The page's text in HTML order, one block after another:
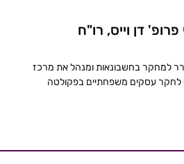
דן וייס, רו"ח
למחקר בחשבונאות ומנהל את מרכז
לחקר עסקים משפחתיים בפקולטה